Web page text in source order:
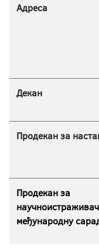
Адреса
Декан
Продекан за
Продекан за
међународну